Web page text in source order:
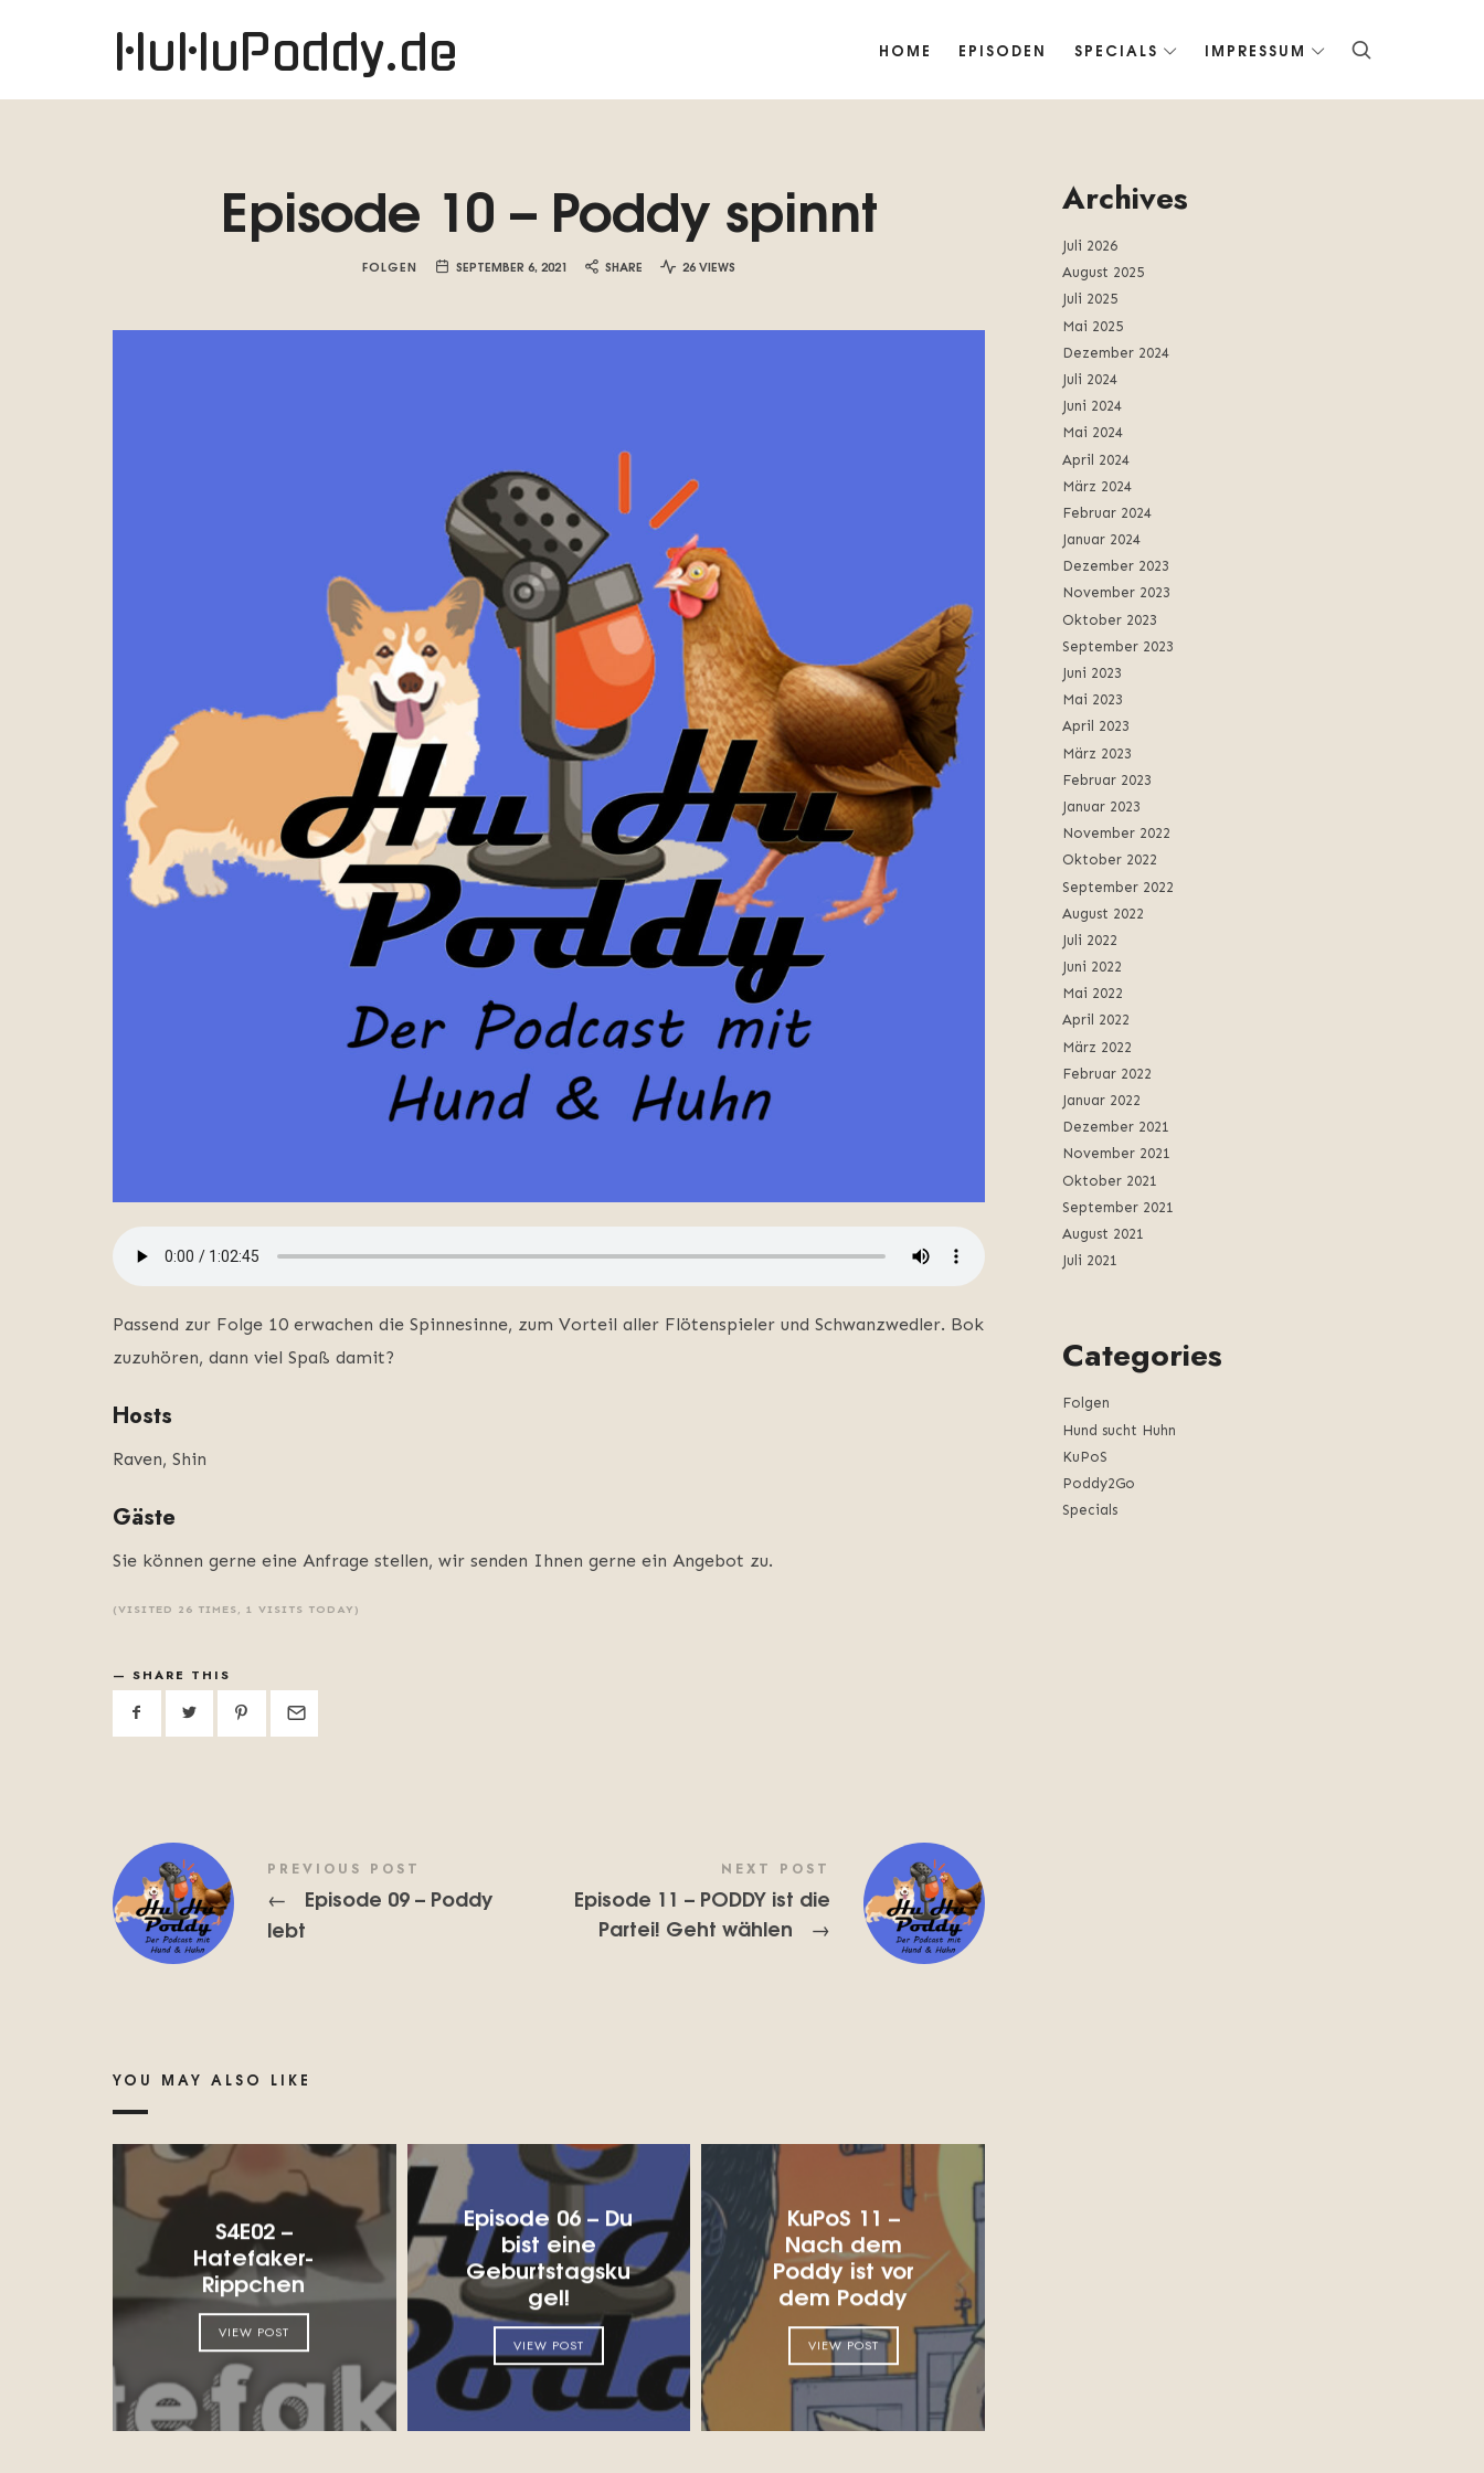
HuHuPoddy.de
HuHuPoddy.de HOME EPISODEN SPECIALS IMPRESSUM
Episode 10 – Poddy spinnt
FOLGEN SEPTEMBER 6, 2021 SHARE 26 VIEWS
Passend zur Folge 10 erwachen die Spinnesinne, zum Vorteil aller Flötenspieler und Schwanzwedler. Bok
zuzuhören, dann viel Spaß damit?
Hosts
Raven, Shin
Gäste
Sie können gerne eine Anfrage stellen, wir senden Ihnen gerne ein Angebot zu.
(VISITED 26 TIMES, 1 VISITS TODAY)
SHARE THIS
PREVIOUS POST
←
Episode 09 – Poddy
lebt
NEXT POST
Episode 11 – PODDY ist die
Partei! Geht wählen
→
YOU MAY ALSO LIKE
S4E02 –
Hatefaker-
Rippchen
VIEW POST
Episode 06 – Du
bist eine
Geburtstagsku
gel!
VIEW POST
KuPoS 11 –
Nach dem
Poddy ist vor
dem Poddy
VIEW POST
Archives
Juli 2026
August 2025
Juli 2025
Mai 2025
Dezember 2024
Juli 2024
Juni 2024
Mai 2024
April 2024
März 2024
Februar 2024
Januar 2024
Dezember 2023
November 2023
Oktober 2023
September 2023
Juni 2023
Mai 2023
April 2023
März 2023
Februar 2023
Januar 2023
November 2022
Oktober 2022
September 2022
August 2022
Juli 2022
Juni 2022
Mai 2022
April 2022
März 2022
Februar 2022
Januar 2022
Dezember 2021
November 2021
Oktober 2021
September 2021
August 2021
Juli 2021
Categories
Folgen
Hund sucht Huhn
KuPoS
Poddy2Go
Specials